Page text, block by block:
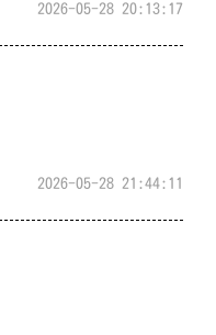
2026-05-28 20:13:17
2026-05-28 21:44:11